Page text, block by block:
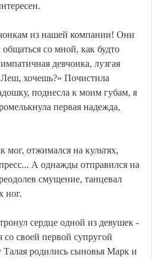
из нашей компании! Они
со мной, как будто
девчонка, лузгая
хочешь?» Почистила
поднесла к моим губам, я
первая надежда,
мог, отжимался на культях,
А однажды отправился на
смущение, танцевал
ног.
сердце одной из девушек -
со своей первой супругой
родились сыновья Марк и